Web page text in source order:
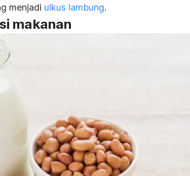
menjadi ulkus lambung.
makanan